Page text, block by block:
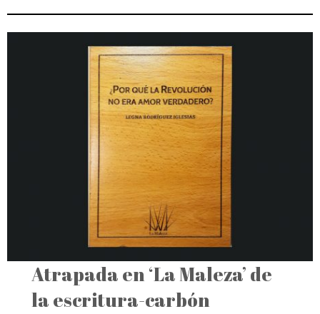
Atrapada en ‘La Maleza’ de
la escritura-carbón